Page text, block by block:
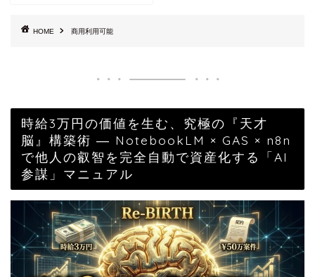
HOME 商用利用可能
時給3万円の価値を生む、究極の『天才
脳』構築術 ― NotebookLM × GAS × n8n
で他人の叡智を完全自動で資産化する「AI
参謀」マニュアル